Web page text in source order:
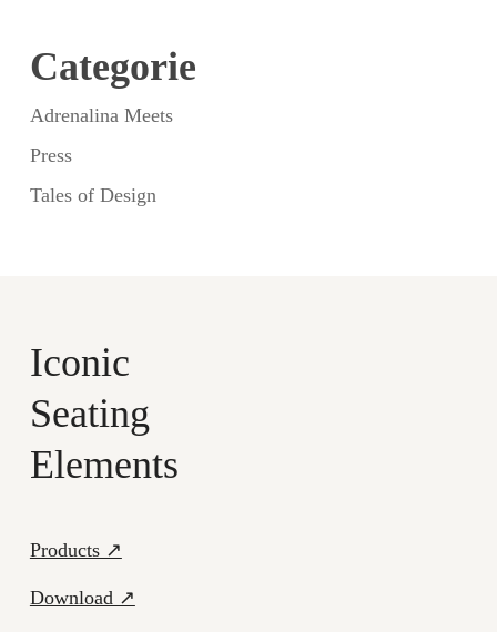
Categorie
Adrenalina Meets
Press
Tales of Design
Iconic
Seating
Elements
Products ↗
Download ↗